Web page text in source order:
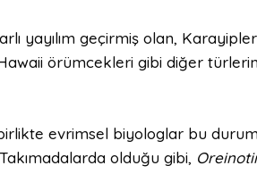
yayılım geçirmiş olan,
örümcekleri gibi diğer
evrimsel biyologlar bu
olduğu gibi,